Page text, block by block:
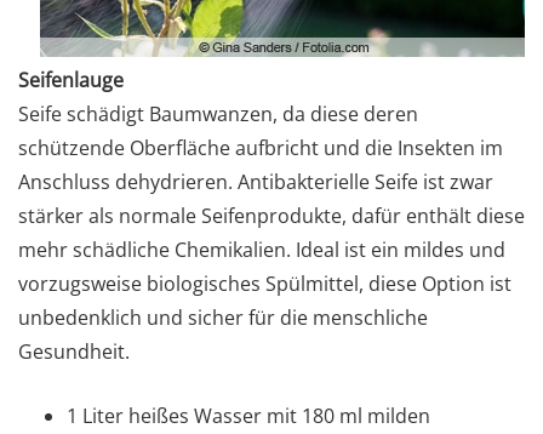
Seifenlauge
Seife schädigt Baumwanzen, da diese deren
schützende Oberfläche aufbricht und die Insekten im
Anschluss dehydrieren. Antibakterielle Seife ist zwar
stärker als normale Seifenprodukte, dafür enthält diese
mehr schädliche Chemikalien. Ideal ist ein mildes und
vorzugsweise biologisches Spülmittel, diese Option ist
unbedenklich und sicher für die menschliche
Gesundheit.
1 Liter heißes Wasser mit 180 ml milden